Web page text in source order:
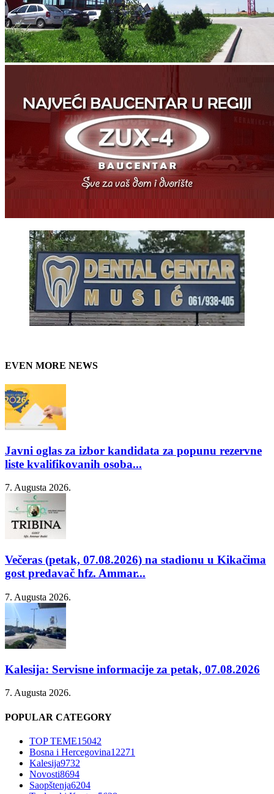
EVEN MORE NEWS
Javni oglas za izbor kandidata za popunu rezervne
liste kvalifikovanih osoba...
7. Augusta 2026.
Večeras (petak, 07.08.2026) na stadionu u Kikačima
gost predavač hfz. Ammar...
7. Augusta 2026.
Kalesija: Servisne informacije za petak, 07.08.2026
7. Augusta 2026.
POPULAR CATEGORY
TOP TEME15042
Bosna i Hercegovina12271
Kalesija9732
Novosti8694
Saopštenja6204